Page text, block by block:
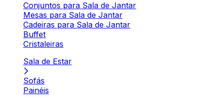
Conjuntos para Sala de Jantar
Mesas para Sala de Jantar
Cadeiras para Sala de Jantar
Buffet
Cristaleiras
Sala de Estar
Sofás
Painéis